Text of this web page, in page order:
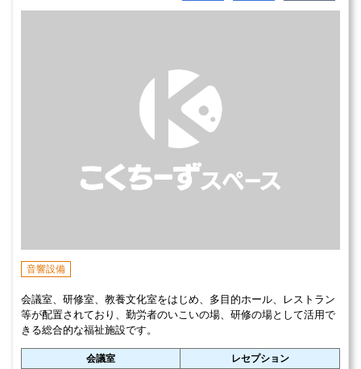
音響設備
会議室、研修室、教養文化室をはじめ、多目的ホール、レストラン
等が配置されており、勤労者のいこいの場、研修の場として活用で
きる総合的な福祉施設です。
会議室
レセプション